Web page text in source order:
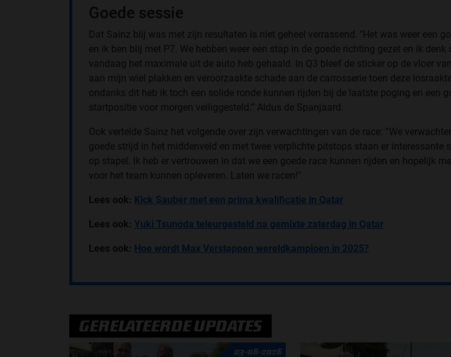
Goede sessie
Dat Sainz blij was met zijn resultaten is niet geheel verrassend. "Het was weer een
en ik ben blij met P7. We hebben weer een stap in de goede richting gezet en ik denk
vandaag het maximale uit de auto heb gehaald. In Q3 bleef de sticker op de vloer
aan mijn wiel plakken en veroorzaakte schade aan de carrosserie toen deze
ondanks dit heb ik toch een solide ronde kunnen rijden bij de laatste poging en een
startpositie voor morgen veiliggesteld.” Aldus de Spanjaard.
Ook vertelde Sainz het volgende over zijn verwachtingen van de race: “We
goede strijd in het middenveld en met twee verplichte pitstops staan ​​er interessante
op stapel. Ik heb er vertrouwen in dat we een goede race kunnen rijden en hopelijk
voor het team kunnen opleveren. Laten we racen!"
Lees ook: Kick Sauber met een prima kwalificatie in Qatar
Lees ook: Yuki Tsunoda teleurgesteld na gemixte zaterdag in Qatar
Lees ook: Hoe wordt Max Verstappen wereldkampioen in 2025?
GERELATEERDE UPDATES
03-08-2026